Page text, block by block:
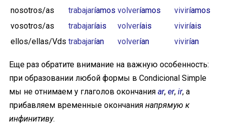
nosotros/as
trabajaríamos volveríamos viviríamos
vosotros/as
trabajaríais volveríais viviríais
ellos/ellas/Vds trabajarían volverían vivirían
Еще раз обратите внимание на важную особенность:
при образовании любой формы в Condicional Simple
мы не отнимаем у глаголов окончания ar, er, ir, а
прибавляем временные окончания напрямую к
инфинитиву.